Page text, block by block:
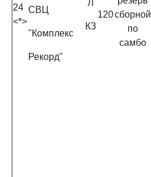
24
<*>
СВЦ
"Комплекс
Рекорд"
Л
КЗ
120сборной
по
самбо